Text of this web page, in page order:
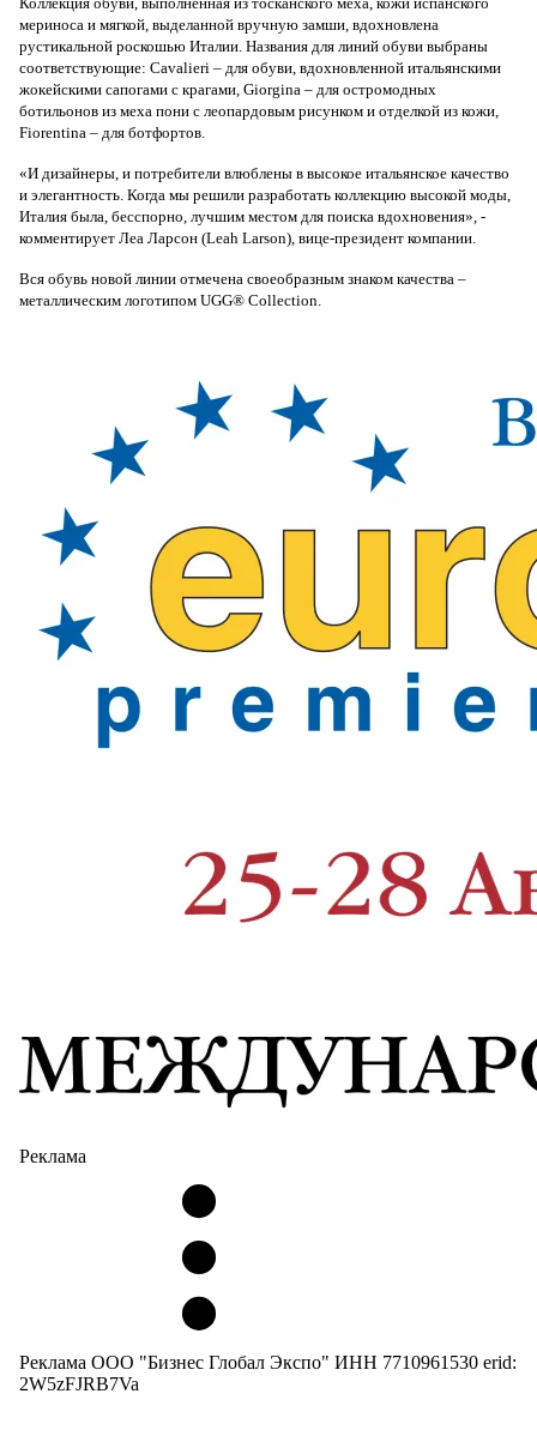
мериноса и мягкой, выделанной вручную замши, вдохновлена
рустикальной роскошью Италии. Названия для линий обуви выбраны
соответствующие: Cavalieri – для обуви, вдохновленной итальянскими
жокейскими сапогами с крагами, Giorgina – для остромодных
ботильонов из меха пони с леопардовым рисунком и отделкой из кожи,
Fiorentina – для ботфортов.
«И дизайнеры, и потребители влюблены в высокое итальянское качество
и элегантность. Когда мы решили разработать коллекцию высокой моды,
Италия была, бесспорно, лучшим местом для поиска вдохновения», -
комментирует Леа Ларсон (Leah Larson), вице-президент компании.
Вся обувь новой линии отмечена своеобразным знаком качества –
металлическим логотипом UGG® Collection.
Реклама
Реклама ООО "Бизнес Глобал Экспо" ИНН 7710961530 erid:
2W5zFJRB7Va